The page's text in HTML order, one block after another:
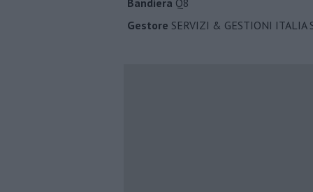
Bandiera Q8
Gestore SERVIZI & GESTIONI ITALIA